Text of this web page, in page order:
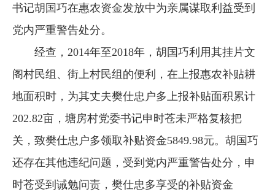
书记胡国巧在惠农资金发放中为亲属谋取利益受到
党内严重警告处分。
经查，2014年至2018年，胡国巧利用其挂片文
阁村民组、街上村民组的便利，在上报惠农补贴耕
地面积时，为其丈夫樊仕忠户多上报补贴面积累计
202.82亩，塘房村党委书记申时苍未严格复核把
关，致樊仕忠户多领取补贴资金5849.98元。胡国巧
还存在其他违纪问题，受到党内严重警告处分，申
时苍受到诫勉问责，樊仕忠多享受的补贴资金